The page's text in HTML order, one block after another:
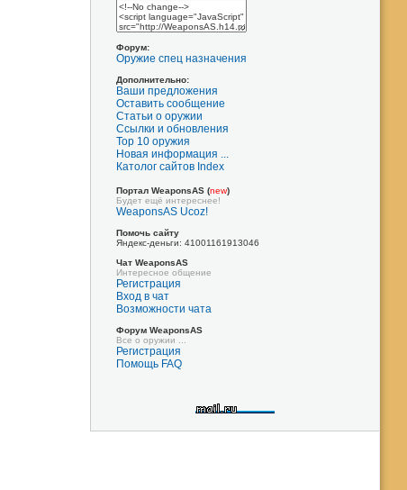
Форум:
Оружие спец назначения
Дополнительно:
Ваши предложения
Оставить сообщение
Статьи о оружии
Ссылки и обновления
Top 10 оружия
Новая информация ...
Католог сайтов Index
Портал WeaponsAS (new)
Будет ещё интереснее!
WeaponsAS Ucoz!
Помочь сайту
Яндекс-деньги: 41001161913046
Чат WeaponsAS
Интересное общение
Регистрация
Вход в чат
Возможности чата
Форум WeaponsAS
Все о оружии ...
Регистрация
Помощь FAQ